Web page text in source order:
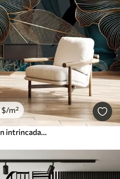
$/m²
Flores y hojas estilizadas con intrincadas líneas en tonos verde azulado y amarillo sobre fondo oscuro